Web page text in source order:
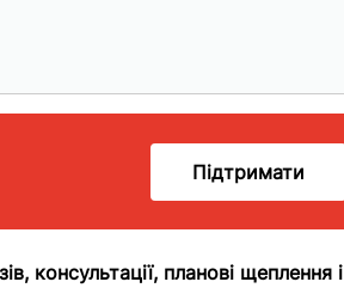
Підтримати
консультації, планові щеплення і